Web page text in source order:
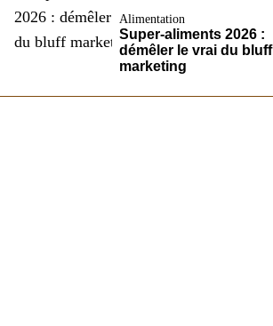
Alimentation
Super-aliments 2026 :
démêler le vrai du bluff
marketing